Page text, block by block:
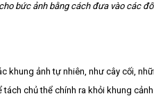
bức ảnh bằng cách đưa vào các
khung ảnh tự nhiên, như cây cối,
chủ thể chính ra khỏi khung